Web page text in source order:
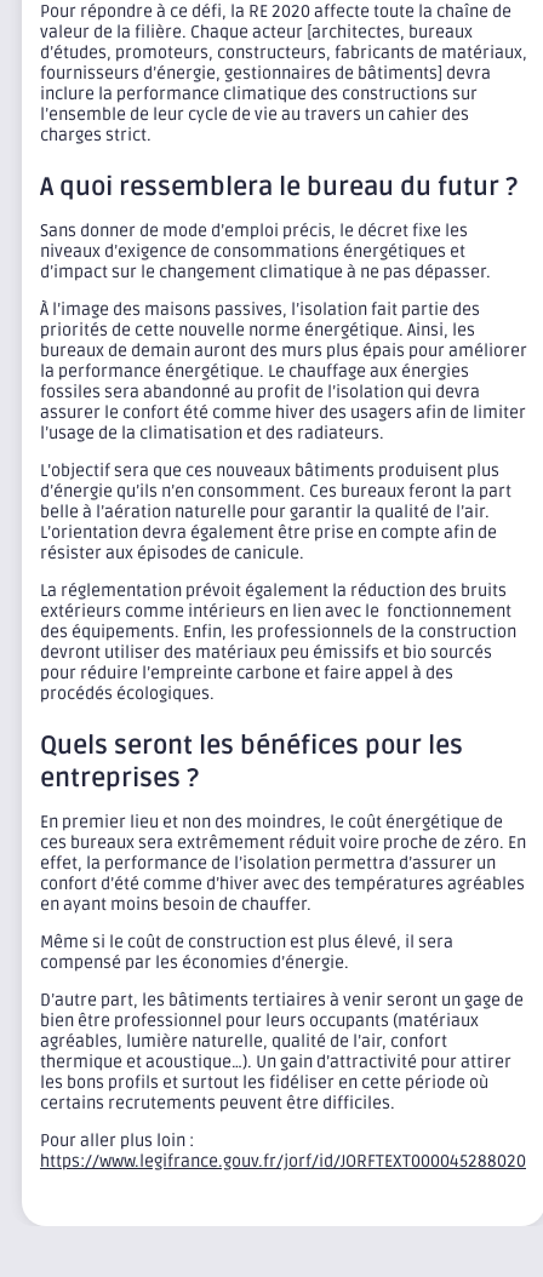
Pour répondre à ce défi, la RE 2020 affecte toute la chaîne de
valeur de la filière. Chaque acteur [architectes, bureaux
d’études, promoteurs, constructeurs, fabricants de matériaux,
fournisseurs d’énergie, gestionnaires de bâtiments] devra
inclure la performance climatique des constructions sur
l’ensemble de leur cycle de vie au travers un cahier des
charges strict.
A quoi ressemblera le bureau du futur ?
Sans donner de mode d’emploi précis, le décret fixe les
niveaux d’exigence de consommations énergétiques et
d’impact sur le changement climatique à ne pas dépasser.
À l’image des maisons passives, l’isolation fait partie des
priorités de cette nouvelle norme énergétique. Ainsi, les
bureaux de demain auront des murs plus épais pour améliorer
la performance énergétique. Le chauffage aux énergies
fossiles sera abandonné au profit de l’isolation qui devra
assurer le confort été comme hiver des usagers afin de limiter
l’usage de la climatisation et des radiateurs.
L’objectif sera que ces nouveaux bâtiments produisent plus
d’énergie qu’ils n’en consomment. Ces bureaux feront la part
belle à l’aération naturelle pour garantir la qualité de l’air.
L’orientation devra également être prise en compte afin de
résister aux épisodes de canicule.
La réglementation prévoit également la réduction des bruits
extérieurs comme intérieurs en lien avec le fonctionnement
des équipements. Enfin, les professionnels de la construction
devront utiliser des matériaux peu émissifs et bio sourcés
pour réduire l’empreinte carbone et faire appel à des
procédés écologiques.
Quels seront les bénéfices pour les
entreprises ?
En premier lieu et non des moindres, le coût énergétique de
ces bureaux sera extrêmement réduit voire proche de zéro. En
effet, la performance de l’isolation permettra d’assurer un
confort d’été comme d’hiver avec des températures agréables
en ayant moins besoin de chauffer.
Même si le coût de construction est plus élevé, il sera
compensé par les économies d’énergie.
D’autre part, les bâtiments tertiaires à venir seront un gage de
bien être professionnel pour leurs occupants (matériaux
agréables, lumière naturelle, qualité de l’air, confort
thermique et acoustique…). Un gain d’attractivité pour attirer
les bons profils et surtout les fidéliser en cette période où
certains recrutements peuvent être difficiles.
Pour aller plus loin :
https://www.legifrance.gouv.fr/jorf/id/JORFTEXT000045288020